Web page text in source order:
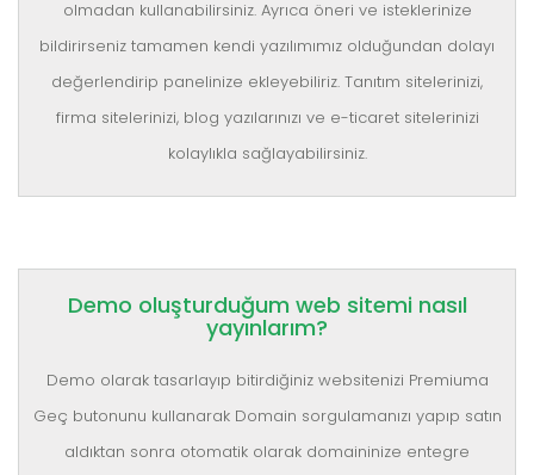
olmadan kullanabilirsiniz. Ayrıca öneri ve isteklerinize
bildirirseniz tamamen kendi yazılımımız olduğundan dolayı
değerlendirip panelinize ekleyebiliriz. Tanıtım sitelerinizi,
firma sitelerinizi, blog yazılarınızı ve e-ticaret sitelerinizi
kolaylıkla sağlayabilirsiniz.
Demo oluşturduğum web sitemi nasıl
yayınlarım?
Demo olarak tasarlayıp bitirdiğiniz websitenizi Premiuma
Geç butonunu kullanarak Domain sorgulamanızı yapıp satın
aldıktan sonra otomatik olarak domaininize entegre